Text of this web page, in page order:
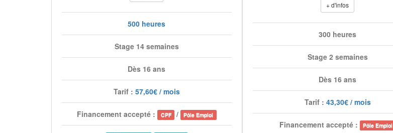
500 heures
Stage 14 semaines
Dès 16 ans
Tarif : 57,60€ / mois
Financement accepté : CPF / Pôle Emploi
+ d'infos
300 heures
Stage 2 semaines
Dès 16 ans
Tarif : 43,30€ / mois
Financement accepté : Pôle Emploi